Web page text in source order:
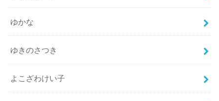
ゆかな
ゆきのさつき
よこざわけい子